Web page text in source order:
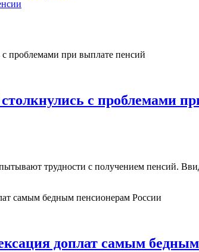
с проблемами
трудности с получением пенсий.
доплат самым